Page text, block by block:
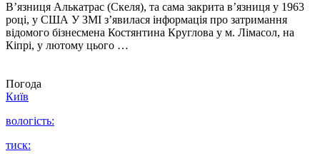
В’язниця Алькатрас (Скеля), та сама закрита в’язниця у 1963
році, у США У ЗМІ з’явилася інформація про затримання
відомого бізнесмена Костянтина Круглова у м. Лімасол, на
Кіпрі, у лютому цього …
Погода
Київ
вологість:
тиск: